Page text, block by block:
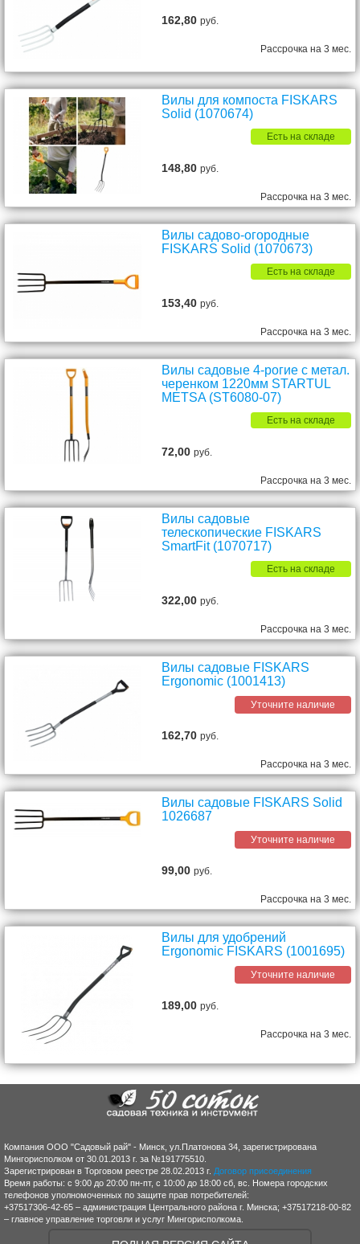
162,80руб.
Рассрочка на 3 мес.
Вилы для компоста FISKARS
Solid (1070674)
Есть на складе
148,80руб.
Рассрочка на 3 мес.
Вилы садово-огородные
FISKARS Solid (1070673)
Есть на складе
153,40руб.
Рассрочка на 3 мес.
Вилы садовые 4-рогие с метал.
черенком 1220мм STARTUL
METSA (ST6080-07)
Есть на складе
72,00руб.
Рассрочка на 3 мес.
Вилы садовые
телескопические FISKARS
SmartFit (1070717)
Есть на складе
322,00руб.
Рассрочка на 3 мес.
Вилы садовые FISKARS
Ergonomic (1001413)
Уточните наличие
162,70руб.
Рассрочка на 3 мес.
Вилы садовые FISKARS Solid
1026687
Уточните наличие
99,00руб.
Рассрочка на 3 мес.
Вилы для удобрений
Ergonomic FISKARS (1001695)
Уточните наличие
189,00руб.
Рассрочка на 3 мес.
Компания ООО "Садовый рай" - Минск, ул.Платонова 34, зарегистрирована
Мингорисполком от 30.01.2013 г. за №191775510.
Зарегистрирован в Торговом реестре 28.02.2013 г. Договор присоединения
Время работы: с 9:00 до 20:00 пн-пт, с 10:00 до 18:00 сб, вс. Номера городских
телефонов уполномоченных по защите прав потребителей:
+37517306-42-65 – администрация Центрального района г. Минска; +37517218-00-82
– главное управление торговли и услуг Мингорисполкома.